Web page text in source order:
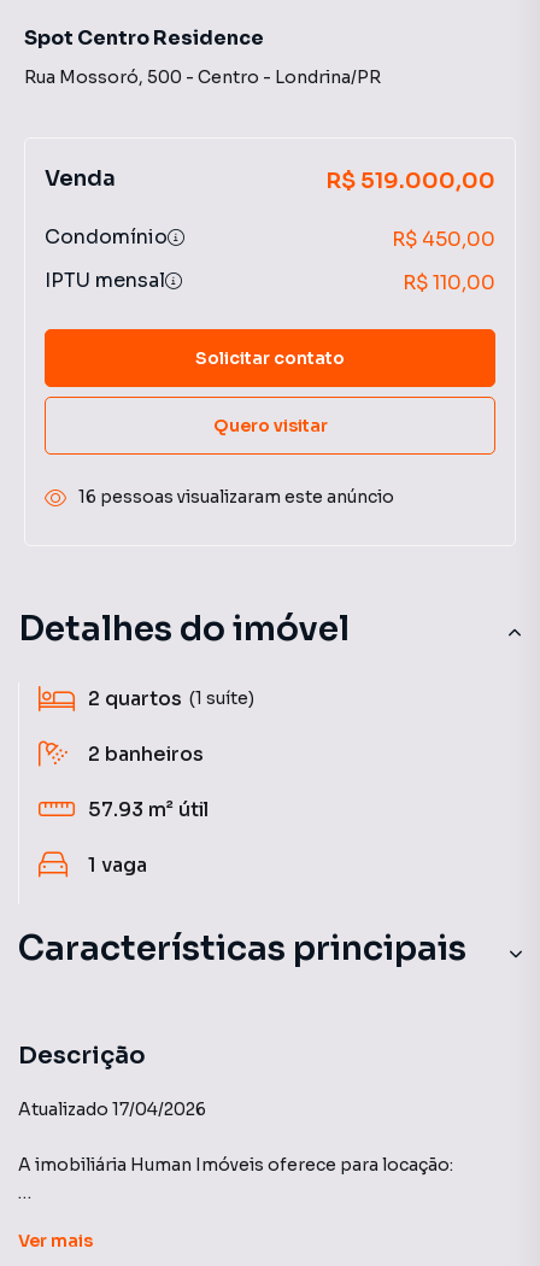
Detalhes do imóvel
2 quartos (1 suíte)
2 banheiros
57.93 m² útil
1 vaga
Características principais
Cozinha
Churrasqueira
Elevador
Descrição
Atualizado 17/04/2026
A imobiliária Human Imóveis oferece para locação:
Ver mais
Spot Centro Residence
Rua Mossoró, 500 - Centro - Londrina/PR
Venda R$ 519.000,00
Condomínio
R$ 450,00
IPTU mensal
R$ 110,00
Solicitar contato
Quero visitar
16 pessoas visualizaram este anúncio